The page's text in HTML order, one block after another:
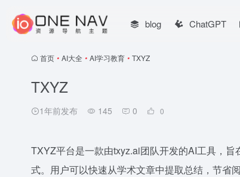
blog ChatGPT
首页 • AI大全 • AI学习教育 • TXYZ
TXYZ
1年前发布 145 0 0
TXYZ平台是一款由txyz.ai团队开发的AI工具，
式。用户可以快速从学术文章中提取总结，节省